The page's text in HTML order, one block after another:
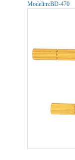
Modelim:BD-470